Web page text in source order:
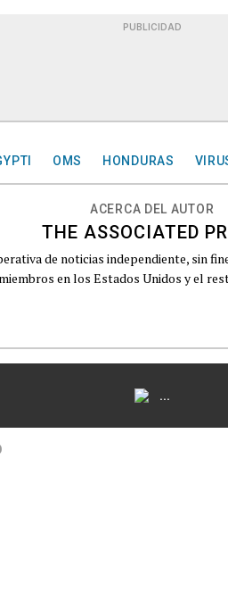
PUBLICIDAD
OMS HONDURAS
ACERCA DEL AUTOR
THE ASSOCIATED
de noticias independiente, sin
en los Estados Unidos y el
...